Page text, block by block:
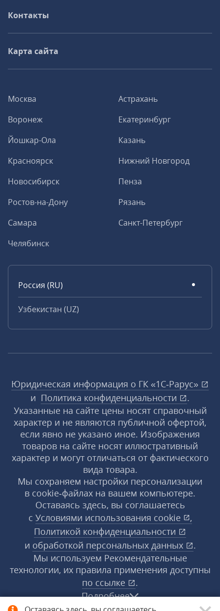
Москва
Астрахань
Воронеж
Екатеринбург
Йошкар-Ола
Казань
Красноярск
Нижний Новгород
Новосибирск
Пенза
Ростов-на-Дону
Рязань
Самара
Санкт-Петербург
Челябинск
Россия (RU)
Узбекистан (UZ)
Контакты
Карта сайта
Юридическая информация о ГК «1С‑Рарус»
и Политика конфиденциальности
.
Указанные на сайте цены носят справочный
характер и не являются публичной офертой,
если явно не указано иное. Изображения
товаров на сайте носят иллюстративный
характер и могут отличаться от фактического
вида товара.
Мы сохраняем настройки персонализации
в cookie‑файлах на вашем компьютере.
Оставаясь здесь, вы соглашаетесь
с Условиями использования cookie
,
Политикой конфиденциальности
и обработкой персональных данных
.
Мы используем Рекомендательные
технологии, их правила применения доступны
по ссылке
.
Подробнее